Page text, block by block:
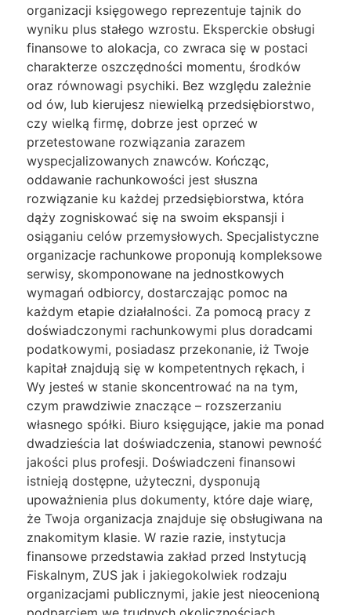
organizacji księgowego reprezentuje tajnik do
wyniku plus stałego wzrostu. Eksperckie obsługi
finansowe to alokacja, co zwraca się w postaci
charakterze oszczędności momentu, środków
oraz równowagi psychiki. Bez względu zależnie
od ów, lub kierujesz niewielką przedsiębiorstwo,
czy wielką firmę, dobrze jest oprzeć w
przetestowane rozwiązania zarazem
wyspecjalizowanych znawców. Kończąc,
oddawanie rachunkowości jest słuszna
rozwiązanie ku każdej przedsiębiorstwa, która
dąży zogniskować się na swoim ekspansji i
osiąganiu celów przemysłowych. Specjalistyczne
organizacje rachunkowe proponują kompleksowe
serwisy, skomponowane na jednostkowych
wymagań odbiorcy, dostarczając pomoc na
każdym etapie działalności. Za pomocą pracy z
doświadczonymi rachunkowymi plus doradcami
podatkowymi, posiadasz przekonanie, iż Twoje
kapitał znajdują się w kompetentnych rękach, i
Wy jesteś w stanie skoncentrować na na tym,
czym prawdziwie znaczące – rozszerzaniu
własnego spółki. Biuro księgujące, jakie ma ponad
dwadzieścia lat doświadczenia, stanowi pewność
jakości plus profesji. Doświadczeni finansowi
istnieją dostępne, użyteczni, dysponują
upoważnienia plus dokumenty, które daje wiarę,
że Twoja organizacja znajduje się obsługiwana na
znakomitym klasie. W razie razie, instytucja
finansowe przedstawia zakład przed Instytucją
Fiskalnym, ZUS jak i jakiegokolwiek rodzaju
organizacjami publicznymi, jakie jest nieocenioną